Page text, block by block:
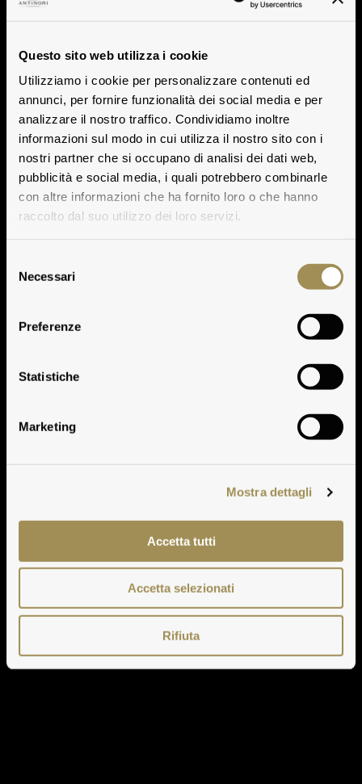
Questo sito web utilizza i cookie
Utilizziamo i cookie per personalizzare contenuti ed
annunci, per fornire funzionalità dei social media e per
analizzare il nostro traffico. Condividiamo inoltre
informazioni sul modo in cui utilizza il nostro sito con i
nostri partner che si occupano di analisi dei dati web,
pubblicità e social media, i quali potrebbero combinarle
con altre informazioni che ha fornito loro o che hanno
raccolto dal suo utilizzo dei loro servizi.
delNecessari
Preferenze
Statistiche
Marketing
Mostra dettagli
Accetta tutti
Accetta selezionati
Rifiuta
Weinbereitung